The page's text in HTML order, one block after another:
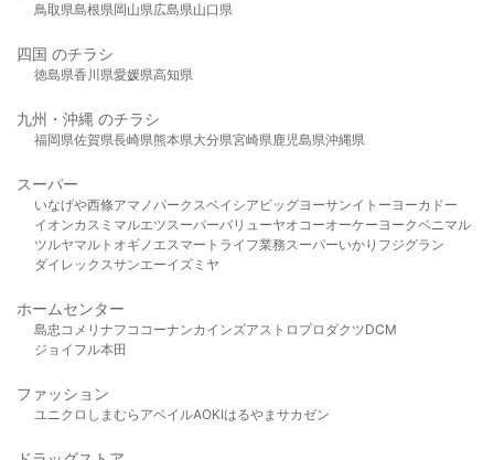
鳥取県島根県岡山県広島県山口県
四国 のチラシ
徳島県香川県愛媛県高知県
九州・沖縄 のチラシ
福岡県佐賀県長崎県熊本県大分県宮崎県鹿児島県沖縄県
スーパー
いなげや西條アマノパークスベイシア ビッグヨーサンイトーヨーカドー
イオンカスミ マルエツスーパーバリューヤオコーオーケー ヨークベニマル
ツルヤマルト オギノ エスマート ライフ業務スーパーいかり フジグラン
ダイレックスサンエーイズミヤ
ホームセンター
島忠 コメリ ナフコ コーナンカインズアストロプロダクツDCM
ジョイフル本田
ファッション
ユニクロ しまむら アベイルAOKIはるやま サカゼン